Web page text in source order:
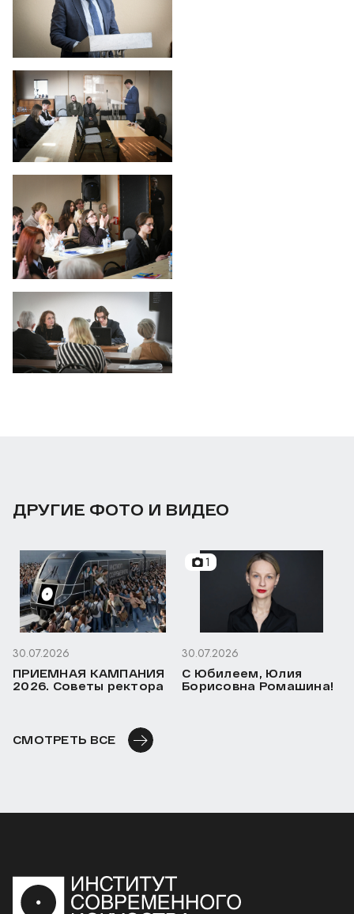
ДРУГИЕ ФОТО И ВИДЕО
30.07.2026
ПРИЕМНАЯ КАМПАНИЯ
2026. Советы ректора
1
30.07.2026
С Юбилеем, Юлия
Борисовна Ромашина!
СМОТРЕТЬ ВСЕ